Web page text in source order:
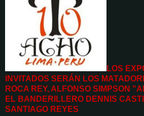
LOS
INVITADOS SERÁN LOS
ROCA REY, ALFONSO SIMPSON
EL BANDERILLERO DENNIS
SANTIAGO REYES